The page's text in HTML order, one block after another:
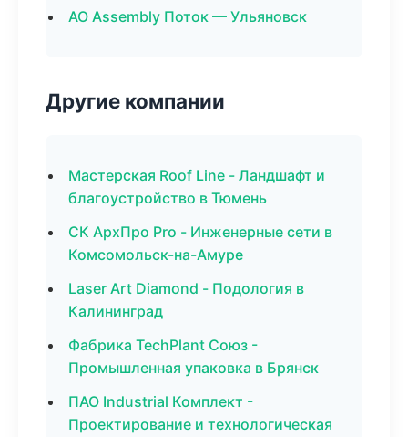
АО Assembly Поток — Ульяновск
Другие компании
Мастерская Roof Line - Ландшафт и
благоустройство в Тюмень
СК АрхПро Pro - Инженерные сети в
Комсомольск-на-Амуре
Laser Art Diamond - Подология в
Калининград
Фабрика TechPlant Союз -
Промышленная упаковка в Брянск
ПАО Industrial Комплект -
Проектирование и технологическая